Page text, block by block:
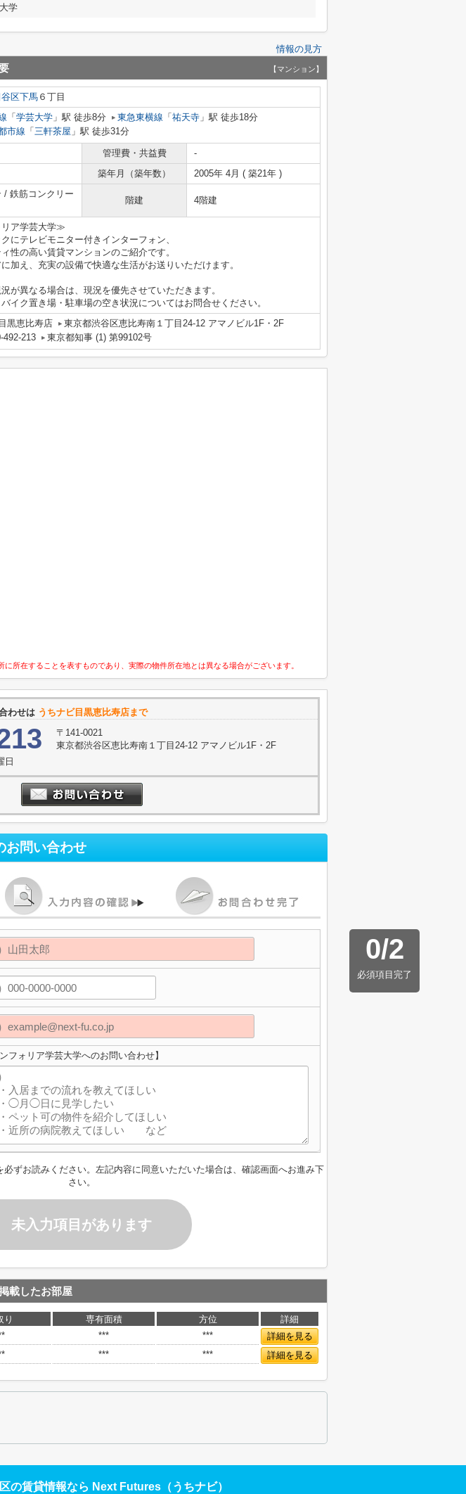
学
情報の見方
【マンション】
区下馬 ６丁目
「 学芸大学 」駅 徒歩8分 東急東横線 「 祐天寺 」駅 徒歩18分
市線 「 三軒茶屋 」駅 徒歩31分
管理費・共益費
-
築年月（築年数） 2005年 4月 ( 築21年 )
/ 鉄筋コンクリー
階建 4階建
ア学芸大学≫
にテレビモニター付きインターフォン、
性の高い賃貸マンションのご紹介です。
加え、充実の設備で快適な生活がお送りいただけます。
が異なる場合は、現況を優先させていただきます。
イク置き場・駐車場の空き状況についてはお問合せください。
黒恵比寿店
東京都渋谷区恵比寿南１丁目24-12 アマノビル1F・2F
492-213
東京都知事 (1) 第99102号
所在することを表すものであり、実際の物件所在地とは異なる場合がございます。
わせは うちナビ目黒恵比寿店まで
〒141-0021
東京都渋谷区恵比寿南１丁目24-12 アマノビル1F・2F
日
お問い合わせ
0/2
必須項目完了
ンフォリア学芸大学へのお問い合わせ】
必ずお読みください。左記内容に同意いただいた場合は、確認画面へお進み下
さい。
未入力項目があります
載したお部屋
り 専有面積 方位
詳細
*** ***
詳細を見る
*** *** 詳細を見る
の賃貸情報なら Next Futures（うちナビ）